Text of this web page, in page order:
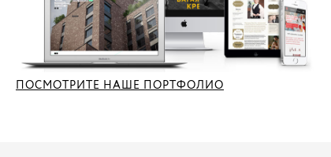
ПОСМОТРИТЕ НАШЕ ПОРТФОЛИО